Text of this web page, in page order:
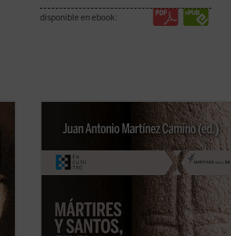
disponible en ebook:
En este libro se ensaya una historia
hagiocéntrica de la Iglesia, pautada por
los santos y sus misiones, más que por
papas, obispos y concilios. Es una historia
aún por hacer, pero exigida por la
enseñanza del Vaticano II y deGaudete
et ...(ver ficha)